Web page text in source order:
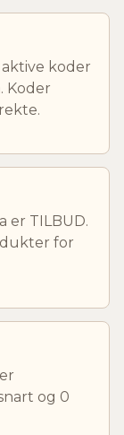
koder
Koder
er TILBUD.
for
og 0